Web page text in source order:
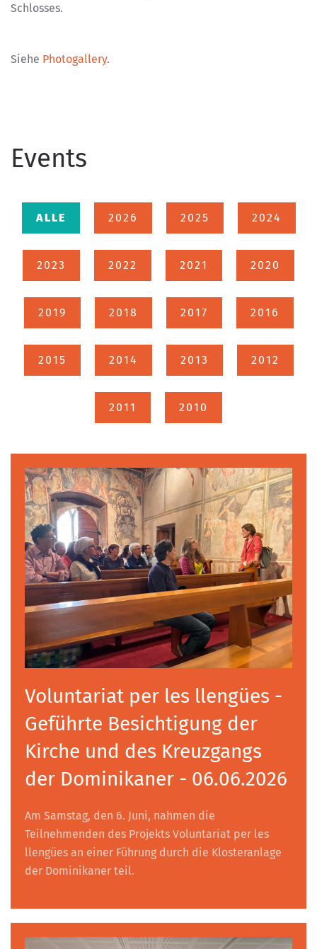
Schlosses.
Siehe Photogallery.
Events
ALLE 2026 2025 2024
2023 2022 2021 2020
2019 2018 2017 2016
2015 2014 2013 2012
2011 2010
Voluntariat per les llengües -
Geführte Besichtigung der
Kirche und des Kreuzgangs
der Dominikaner - 06.06.2026
Am Samstag, den 6. Juni, nahmen die
Teilnehmenden des Projekts Voluntariat per les
llengües an einer Führung durch die Klosteranlage
der Dominikaner teil.